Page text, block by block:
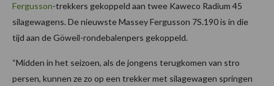
Fergusson-trekkers gekoppeld aan twee Kaweco Radium 45
silagewagens. De nieuwste Massey Fergusson 7S.190 is in die
tijd aan de Göweil-rondebalenpers gekoppeld.
“Midden in het seizoen, als de jongens terugkomen van stro
persen, kunnen ze zo op een trekker met silagewagen springen